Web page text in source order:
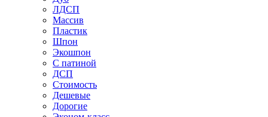
ЛДСП
Массив
Пластик
Шпон
Экошпон
С патиной
ДСП
Стоимость
Дешевые
Дорогие